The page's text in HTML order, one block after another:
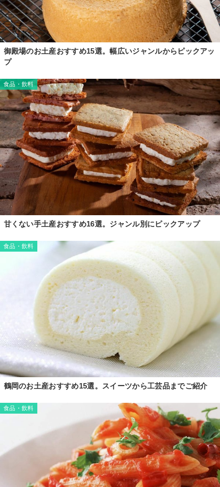
御殿場のお土産おすすめ15選。幅広いジャンルからピックアッ
プ
食品・飲料
甘くない手土産おすすめ16選。ジャンル別にピックアップ
食品・飲料
鶴岡のお土産おすすめ15選。スイーツから工芸品までご紹介
食品・飲料